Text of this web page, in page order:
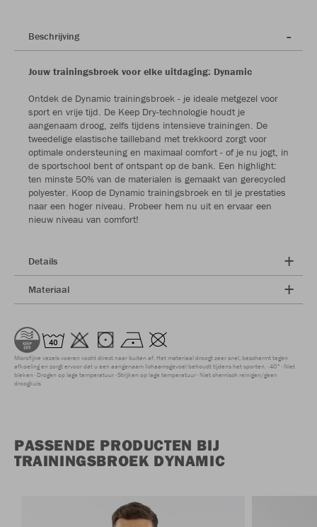
Beschrijving
Jouw trainingsbroek voor elke uitdaging: Dynamic
Ontdek de Dynamic trainingsbroek - je ideale metgezel voor
sport en vrije tijd. De Keep Dry-technologie houdt je
aangenaam droog, zelfs tijdens intensieve trainingen. De
tweedelige elastische tailleband met trekkoord zorgt voor
optimale ondersteuning en maximaal comfort - of je nu jogt, in
de sportschool bent of ontspant op de bank. Een highlight:
ten minste 50% van de materialen is gemaakt van gerecycled
polyester. Koop de Dynamic trainingsbroek en til je prestaties
naar een hoger niveau. Probeer hem nu uit en ervaar een
nieuw niveau van comfort!
Details
Materiaal
Microfijne vezels voeren vocht direct naar buiten af. Het materiaal droogt zeer snel, beschermt tegen
afkoeling en zorgt ervoor dat u een aangenaam lichaamsgevoel behoudt tijdens het sporten. 40° Niet
bleken Drogen op lage temperatuur Strijken op lage temperatuur Niet chemisch reinigen/geen
droogkuis
PASSENDE PRODUCTEN BIJ
TRAININGSBROEK DYNAMIC